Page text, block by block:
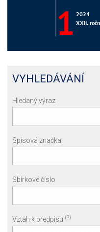
VYHLEDÁVÁNÍ
Hledaný výraz
Spisová značka
Sbírkové číslo
Vztah k předpisu (?)